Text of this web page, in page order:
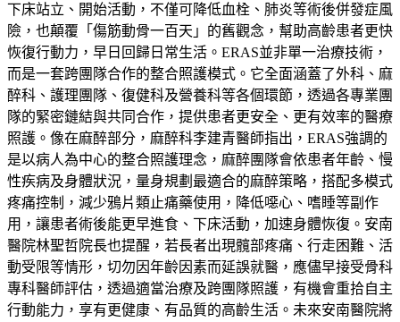
下床站立、開始活動，不僅可降低血栓、肺炎等術後併發症風
險，也顛覆「傷筋動骨一百天」的舊觀念，幫助高齡患者更快
恢復行動力，早日回歸日常生活。ERAS並非單一治療技術，
而是一套跨團隊合作的整合照護模式。它全面涵蓋了外科、麻
醉科、護理團隊、復健科及營養科等各個環節，透過各專業團
隊的緊密鏈結與共同合作，提供患者更安全、更有效率的醫療
照護。像在麻醉部分，麻醉科李建青醫師指出，ERAS強調的
是以病人為中心的整合照護理念，麻醉團隊會依患者年齡、慢
性疾病及身體狀況，量身規劃最適合的麻醉策略，搭配多模式
疼痛控制，減少鴉片類止痛藥使用，降低噁心、嗜睡等副作
用，讓患者術後能更早進食、下床活動，加速身體恢復。安南
醫院林聖哲院長也提醒，若長者出現髖部疼痛、行走困難、活
動受限等情形，切勿因年齡因素而延誤就醫，應儘早接受骨科
專科醫師評估，透過適當治療及跨團隊照護，有機會重拾自主
行動能力，享有更健康、有品質的高齡生活。未來安南醫院將